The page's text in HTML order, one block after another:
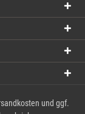
und ggf.